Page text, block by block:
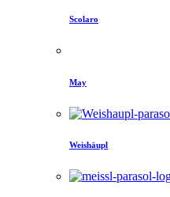
Scolaro
May
Weishäupl